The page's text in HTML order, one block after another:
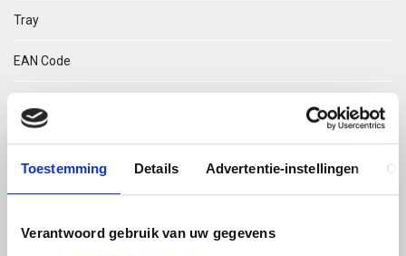
Toestemming Details Advertentie-instellingen
Verantwoord gebruik van uw gegevens
Tray
EAN Code
Technische omschrijving